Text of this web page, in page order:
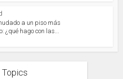
a un piso más
¿qué hago con las...
Topics